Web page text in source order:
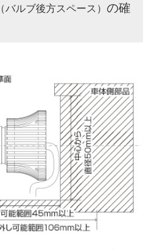
（バルブ後方スペース） の確